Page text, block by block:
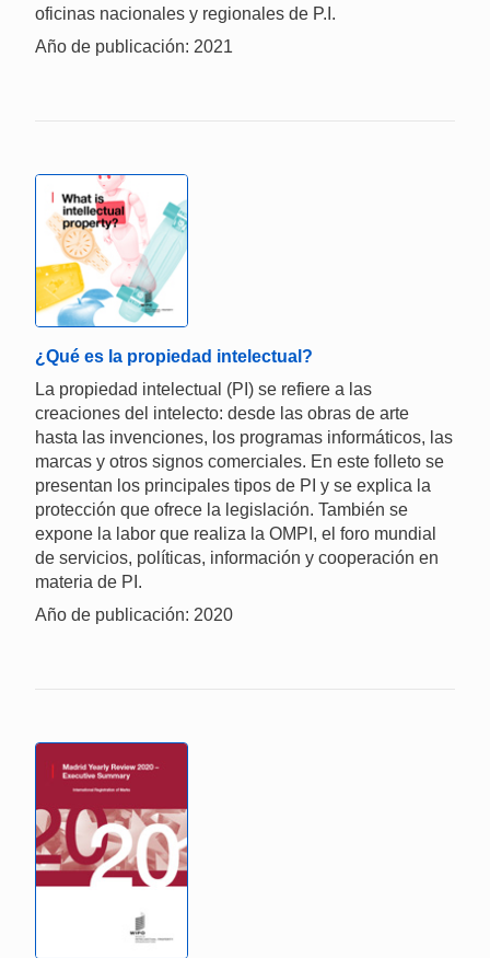
oficinas nacionales y regionales de P.I.
Año de publicación: 2021
¿Qué es la propiedad intelectual?
La propiedad intelectual (PI) se refiere a las
creaciones del intelecto: desde las obras de arte
hasta las invenciones, los programas informáticos, las
marcas y otros signos comerciales. En este folleto se
presentan los principales tipos de PI y se explica la
protección que ofrece la legislación. También se
expone la labor que realiza la OMPI, el foro mundial
de servicios, políticas, información y cooperación en
materia de PI.
Año de publicación: 2020